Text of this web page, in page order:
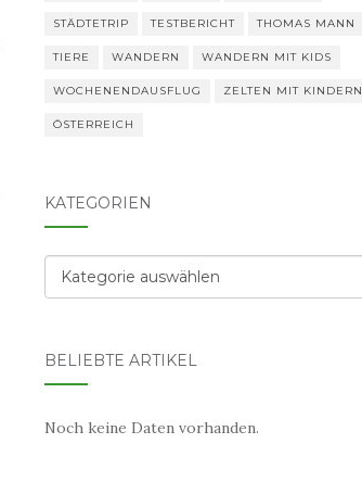
STÄDTETRIP TESTBERICHT THOMAS MANN
TIERE WANDERN WANDERN MIT KIDS
WOCHENENDAUSFLUG ZELTEN MIT KINDERN
ÖSTERREICH
KATEGORIEN
Kategorien
BELIEBTE ARTIKEL
Noch keine Daten vorhanden.